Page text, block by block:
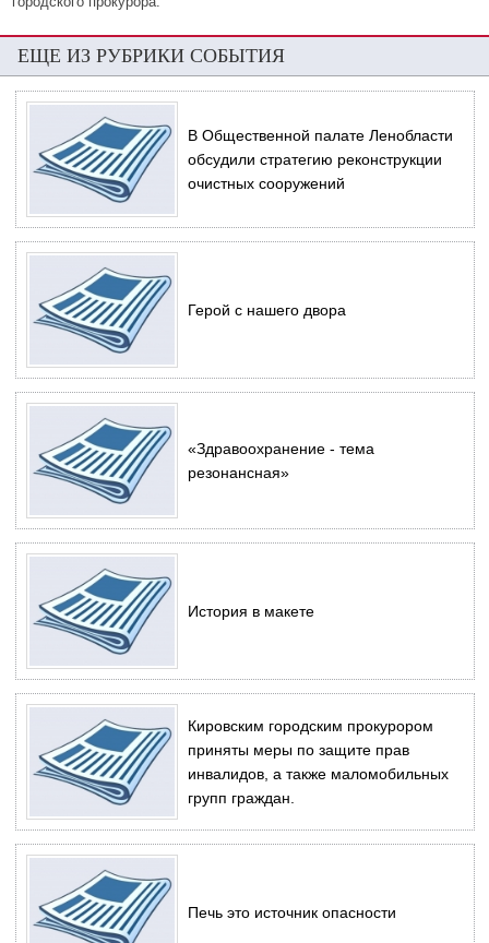
ЕЩЕ ИЗ РУБРИКИ СОБЫТИЯ
В Общественной палате Ленобласти
обсудили стратегию реконструкции
очистных сооружений
Герой с нашего двора
«Здравоохранение - тема
резонансная»
История в макете
Кировским городским прокурором
приняты меры по защите прав
инвалидов, а также маломобильных
групп граждан.
Печь это источник опасности